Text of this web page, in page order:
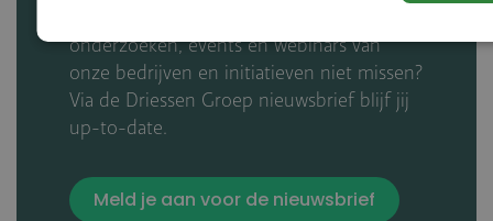
onderzoeken, events en webinars van
onze bedrijven en initiatieven niet missen?
Via de Driessen Groep nieuwsbrief blijf jij
up-to-date.
Meld je aan voor de nieuwsbrief